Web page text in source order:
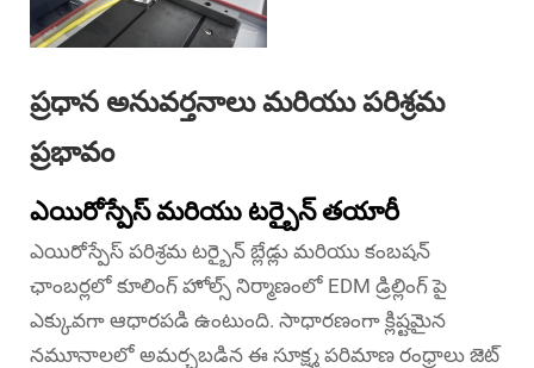
ప్రధాన అనువర్తనాలు మరియు పరిశ్రమ
ప్రభావం
ఎయిరోస్పేస్ మరియు టర్బైన్ తయారీ
ఎయిరోస్పేస్ పరిశ్రమ టర్బైన్ బ్లేడ్లు మరియు కంబషన్
ఛాంబర్లలో కూలింగ్ హోల్స్ నిర్మాణంలో EDM డ్రిల్లింగ్ పై
ఎక్కువగా ఆధారపడి ఉంటుంది. సాధారణంగా క్లిష్టమైన
నమూనాలలో అమర్చబడిన ఈ సూక్ష్మ పరిమాణ రంధ్రాలు జెట్